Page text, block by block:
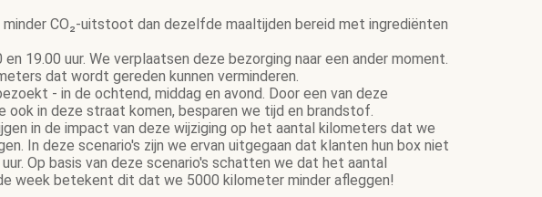
CO₂-uitstoot dan dezelfde maaltijden bereid met ingrediënten
19.00 uur. We verplaatsen deze bezorging naar een ander moment.
dat wordt gereden kunnen verminderen.
- in de ochtend, middag en avond. Door een van deze
in deze straat komen, besparen we tijd en brandstof.
in de impact van deze wijziging op het aantal kilometers dat we
In deze scenario's zijn we ervan uitgegaan dat klanten hun box niet
Op basis van deze scenario's schatten we dat het aantal
week betekent dit dat we 5000 kilometer minder afleggen!